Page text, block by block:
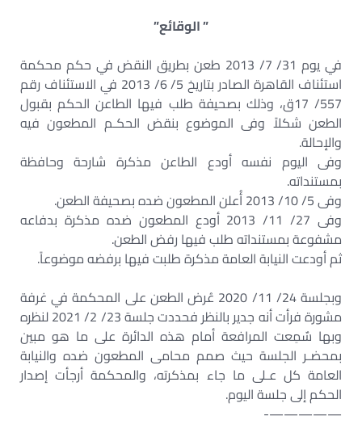
” الوقائع”
في يوم 31/ 7/ 2013 طعن بطريق النقض في حكم محكمة
استئناف القاهرة الصادر بتاريخ 5/ 6/ 2013 في الاستئناف رقم
557/ 17ق، وذلك بصحيفة طلب فيها الطاعن الحكم بقبول
الطعن شكلاً وفى الموضوع بنقض الحكـم المطعون فيه
والإحالة.
وفى اليوم نفسه أودع الطاعن مذكرة شارحة وحافظة
بمستنداته.
وفى 5/ 10/ 2013 أُعلن المطعون ضده بصحيفة الطعن.
وفى 27/ 11/ 2013 أودع المطعون ضده مذكرة بدفاعه
مشفوعة بمستنداته طلب فيها رفض الطعن.
ثم أودعت النيابة العامة مذكرة طلبت فيها برفضه موضوعاً.
وبجلسة 24/ 11/ 2020 عُرض الطعن على المحكمة في غرفة
مشورة فرأت أنه جدير بالنظر فحددت جلسة 23/ 2/ 2021 لنظره
وبها سٌمِعت المرافعة أمام هذه الدائرة على ما هو مبين
بمحضـر الجلسة حيث صمم محامى المطعون ضده والنيابة
العامة كل عـلى ما جاء بمذكرته، والمحكمة أرجأت إصدار
الحكم إلى جلسة اليوم.
—————-